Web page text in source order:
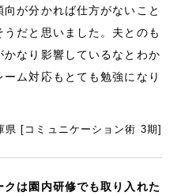
向が分かれば仕方がないこと
だと思いました。夫とのも
なり影響しているなとわか
ーム対応もとても勉強になり
県 [コミュニケーション術 3期]
クは園内研修でも取り入れた